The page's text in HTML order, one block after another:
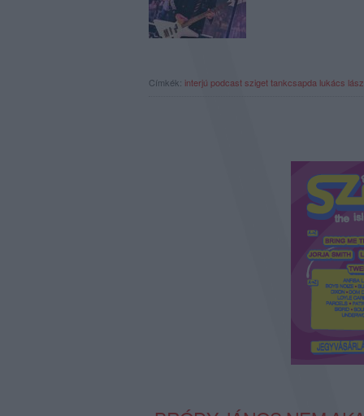
Címkék: interjú podcastszigettankcsapda lukács